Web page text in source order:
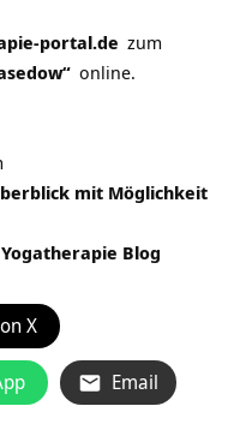
portal.de zum
online.
mit Möglichkeit
Yogatherapie Blog
X
Email